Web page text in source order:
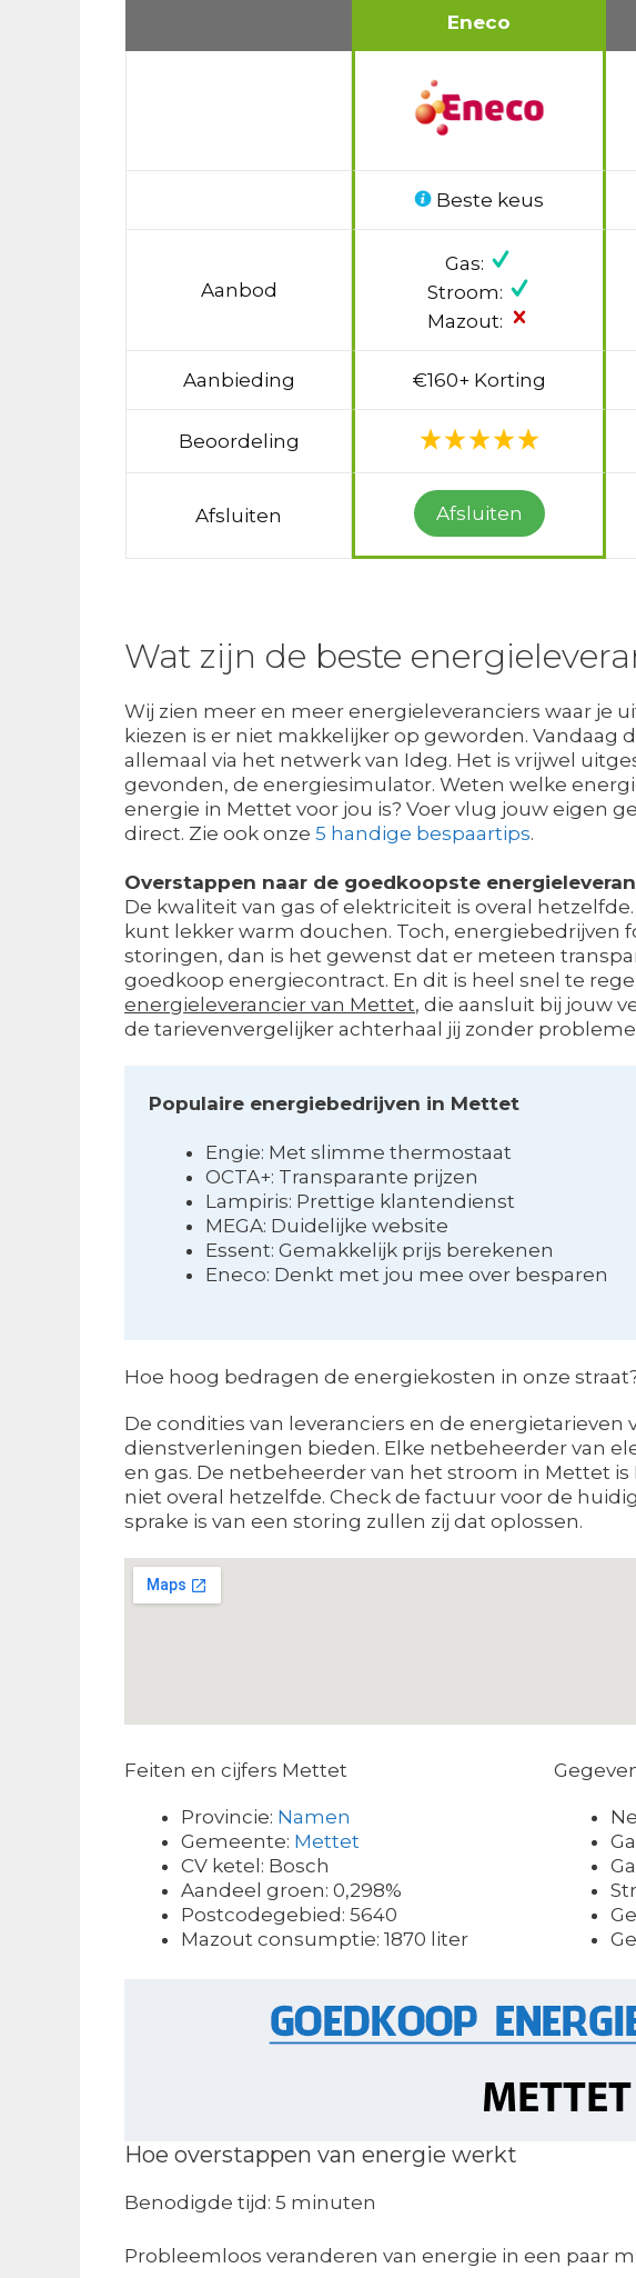
Eneco
Beste keus
Aanbod
Gas:
Stroom:
Mazout:
Aanbieding €160+ Korting
Beoordeling
Afsluiten Afsluiten
Wat zijn de beste
Wij zien meer en meer energieleveranciers waar je
kiezen is er niet makkelijker op geworden. Vandaag
allemaal via het netwerk van Ideg. Het is vrijwel
gevonden, de energiesimulator. Weten welke
energie in Mettet voor jou is? Voer vlug jouw eigen
direct. Zie ook onze 5 handige bespaartips.
Overstappen naar de goedkoopste
De kwaliteit van gas of elektriciteit is overal
kunt lekker warm douchen. Toch, energiebedrijven
storingen, dan is het gewenst dat er meteen
goedkoop energiecontract. En dit is heel snel te
energieleverancier van Mettet, die aansluit bij jouw
de tarievenvergelijker achterhaal jij zonder
Populaire energiebedrijven in Mettet
Engie: Met slimme thermostaat
OCTA+: Transparante prijzen
Lampiris: Prettige klantendienst
MEGA: Duidelijke website
Essent: Gemakkelijk prijs berekenen
Eneco: Denkt met jou mee over besparen
Hoe hoog bedragen de energiekosten in onze
De condities van leveranciers en de
dienstverleningen bieden. Elke netbeheerder van
en gas. De netbeheerder van het stroom in Mettet
niet overal hetzelfde. Check de factuur voor de
sprake is van een storing zullen zij dat oplossen.
Feiten en cijfers Mettet
Provincie: Namen
Gemeente: Mettet
CV ketel: Bosch
Aandeel groen: 0,298%
Postcodegebied: 5640
Mazout consumptie: 1870 liter
Hoe overstappen van energie werkt
Benodigde tijd: 5 minuten
Probleemloos veranderen van energie in een paar